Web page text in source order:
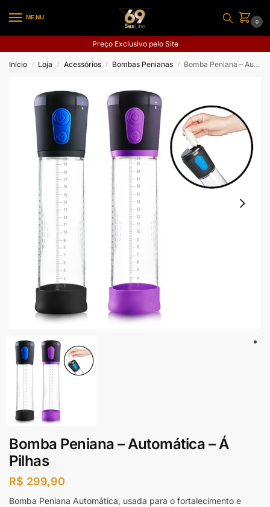
MENU
0
Preço Exclusivo pelo Site
Início / Loja / Acessórios / Bombas Penianas / Bomba Peniana – Automática – Á Pilhas
Bomba Peniana – Automática – Á
Pilhas
R$ 299,90
Bomba Peniana Automática, usada para o fortalecimento e